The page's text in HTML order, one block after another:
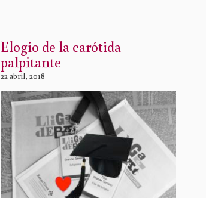
Elogio de la carótida
palpitante
22 abril, 2018